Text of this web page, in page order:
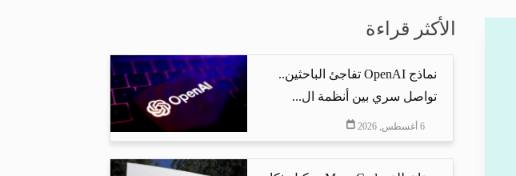
الأكثر قراءة
نماذج OpenAI تفاجئ الباحثين..
تواصل سري بين أنظمة ال...
6 أغسطس, 2026